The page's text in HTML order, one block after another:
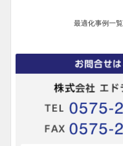
最適化事例一